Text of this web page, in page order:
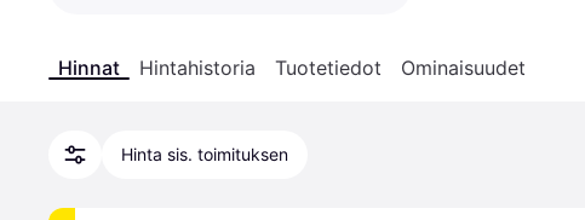
Hinnat Hintahistoria Tuotetiedot Ominaisuudet
Hinta sis. toimituksen